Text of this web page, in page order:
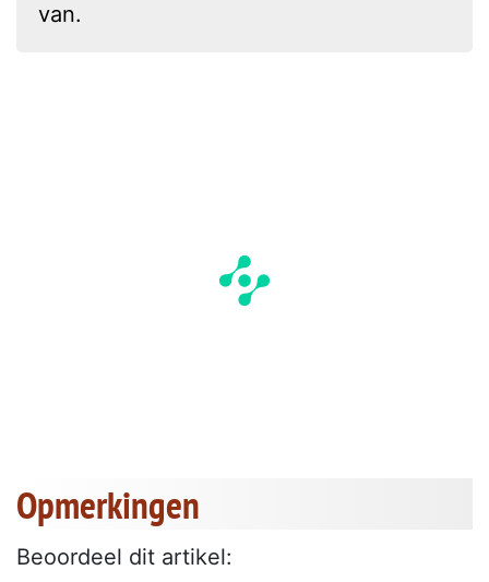
van.
Opmerkingen
Beoordeel dit artikel: